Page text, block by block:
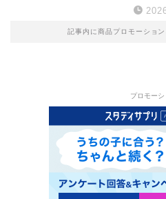
記事内に商品プロモーショ
プロモーシ